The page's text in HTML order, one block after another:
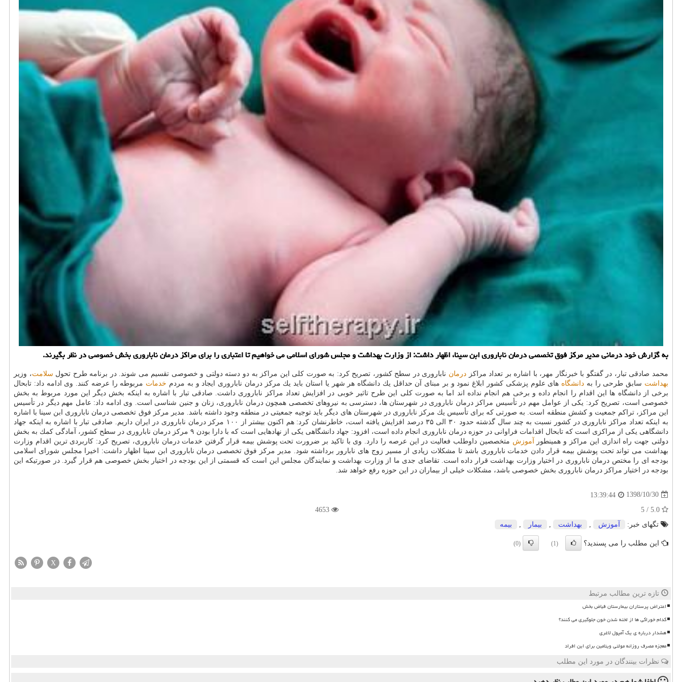
به گزارش خود درمانی مدیر مركز فوق تخصصی درمان ناباروری ابن سینا، اظهار داشت: از وزارت بهداشت و مجلس شورای اسلامی می خواهیم تا اعتباری را برای مراكز درمان ناباروری بخش خصوصی در نظر بگیرند.
محمد صادقی تبار، در گفتگو با خبرنگار مهر، با اشاره بر تعداد مراكز درمان ناباروری در سطح كشور، تصریح كرد: به صورت كلی این مراكز به دو دسته دولتی و خصوصی تقسیم می شوند. در برنامه طرح تحول سلامت، وزیر
بهداشت سابق طرحی را به دانشگاه های علوم پزشكی كشور ابلاغ نمود و بر مبنای آن حداقل یك دانشگاه هر شهر یا استان باید یك مركز درمان ناباروری ایجاد و به مردم خدمات مربوطه را عرضه كنند. وی ادامه داد: تابحال
برخی از دانشگاه ها این اقدام را انجام داده و برخی هم انجام نداده اند اما به صورت كلی این طرح تاثیر خوبی در افزایش تعداد مراكز ناباروری داشت. صادقی تبار با اشاره به اینكه بخش دیگر این مورد مربوط به بخش
خصوصی است، تصریح كرد: یكی از عوامل مهم در تأسیس مراكز درمان ناباروری در شهرستان ها، دسترسی به نیروهای تخصصی همچون درمان ناباروری، زنان و جنین شناسی است. وی ادامه داد: عامل مهم دیگر در تأسیس
این مراكز، تراكم جمعیت و كشش منطقه است. به صورتی كه برای تأسیس یك مركز ناباروری در شهرستان های دیگر باید توجیه جمعیتی در منطقه وجود داشته باشد. مدیر مركز فوق تخصصی درمان ناباروری ابن سینا با اشاره
به اینكه تعداد مراكز ناباروری در كشور نسبت به چند سال گذشته حدود ۳۰ الی ۳۵ درصد افزایش یافته است، خاطرنشان كرد: هم اكنون بیشتر از ۱۰۰ مركز درمان ناباروری در ایران داریم. صادقی تبار با اشاره به اینكه جهاد
دانشگاهی یكی از مراكزی است كه تابحال اقدامات فراوانی در حوزه درمان ناباروری انجام داده است، افزود: جهاد دانشگاهی یكی از نهادهایی است كه با دارا بودن ۹ مركز درمان ناباروری در سطح كشور، آمادگی كمك به بخش
دولتی جهت راه اندازی این مراكز و همینطور آموزش متخصصین داوطلب فعالیت در این عرصه را دارد. وی با تاكید بر ضرورت تحت پوشش بیمه قرار گرفتن خدمات درمان ناباروری، تصریح كرد: كاربردی ترین اقدام وزارت
بهداشت می تواند تحت پوشش بیمه قرار دادن خدمات ناباروری باشد تا مشكلات زیادی از مسیر زوج های نابارور برداشته شود. مدیر مركز فوق تخصصی درمان ناباروری ابن سینا اظهار داشت: اخیرا مجلس شورای اسلامی
بودجه ای را مختص درمان ناباروری در اختیار وزارت بهداشت قرار داده است. تقاضای جدی ما از وزارت بهداشت و نمایندگان مجلس این است كه قسمتی از این بودجه در اختیار بخش خصوصی هم قرار گیرد. در صورتیكه این
بودجه در اختیار مراكز درمان ناباروری بخش خصوصی باشد، مشكلات خیلی از بیماران در این حوزه رفع خواهد شد.
1398/10/30
13:39:44
تگهای خبر:
آموزش , بهداشت , بیمار , بیمه
این مطلب را می پسندید؟ (1)
(0)
X
تازه ترین مطالب مرتبط
اعتراض پرستاران بیمارستان فیاض بخش
کدام خوراکی ها از لخته شدن خون جلوگیری می کنند؟
هشدار درباره ی یک آمپول لاغری
معجزه مصرف روزانه مولتی ویتامین برای این افراد
نظرات بینندگان در مورد این مطلب